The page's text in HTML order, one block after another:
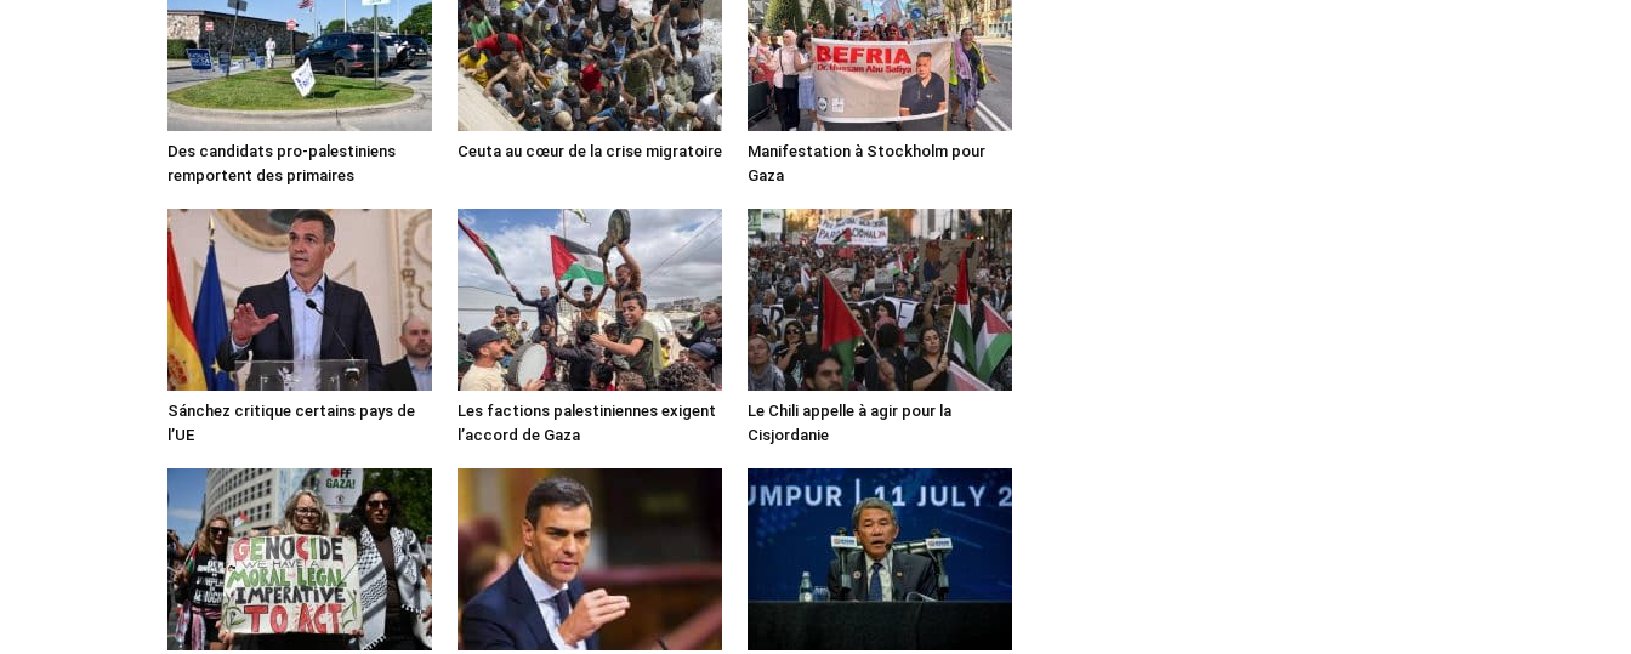
Des candidats pro-palestiniens
remportent des primaires
Ceuta au cœur de la crise migratoire
Manifestation à Stockholm pour
Gaza
Sánchez critique certains pays de
l’UE
Les factions palestiniennes exigent
l’accord de Gaza
Le Chili appelle à agir pour la
Cisjordanie